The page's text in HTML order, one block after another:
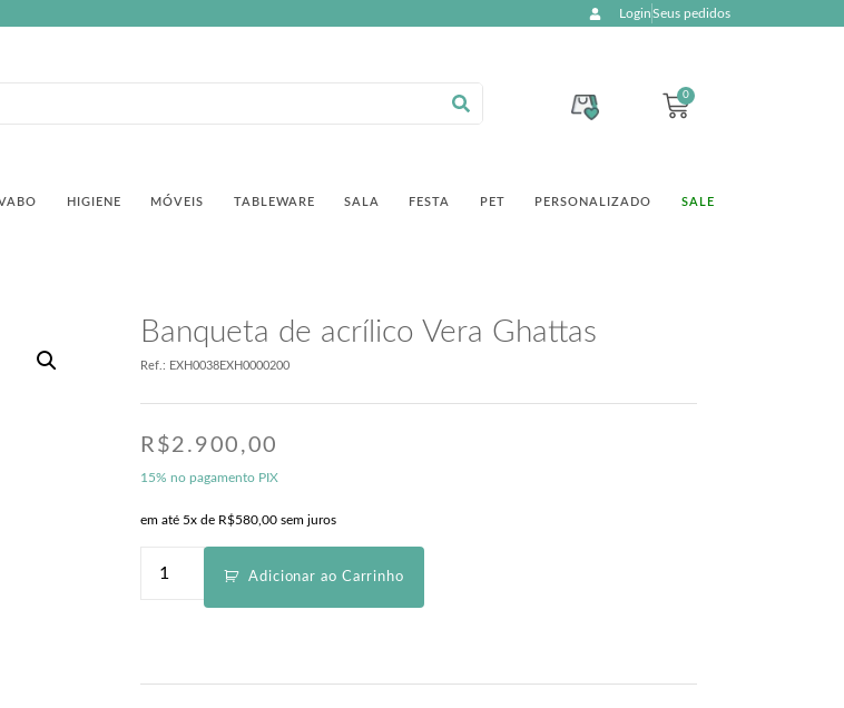
LoginSeus pedidos
0
HIGIENE MÓVEIS TABLEWARE SALA FESTA PET PERSONALIZADO SALE
Banqueta de acrílico Vera Ghattas
Ref.: EXH0038EXH0000200
R$2.900,00
15% no pagamento PIX
em até 5x de R$580,00 sem juros
Adicionar ao Carrinho